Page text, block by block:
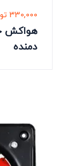
330,000
هواکش
دمنده